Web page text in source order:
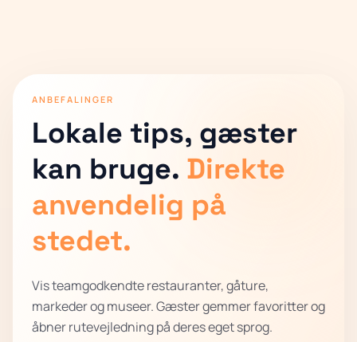
ANBEFALINGER
Lokale tips, gæster
kan bruge. Direkte
anvendelig på
stedet.
Vis teamgodkendte restauranter, gåture,
markeder og museer. Gæster gemmer favoritter og
åbner rutevejledning på deres eget sprog.